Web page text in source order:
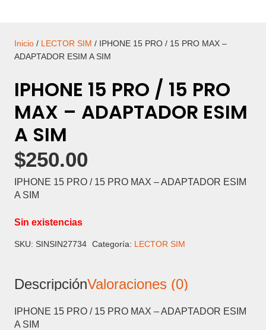
Inicio / LECTOR SIM / IPHONE 15 PRO / 15 PRO MAX –
ADAPTADOR ESIM A SIM
IPHONE 15 PRO / 15 PRO
MAX – ADAPTADOR ESIM
A SIM
$250.00
IPHONE 15 PRO / 15 PRO MAX – ADAPTADOR ESIM
A SIM
Sin existencias
SKU: SINSIN27734 Categoría: LECTOR SIM
DescripciónValoraciones (0)
IPHONE 15 PRO / 15 PRO MAX – ADAPTADOR ESIM
A SIM